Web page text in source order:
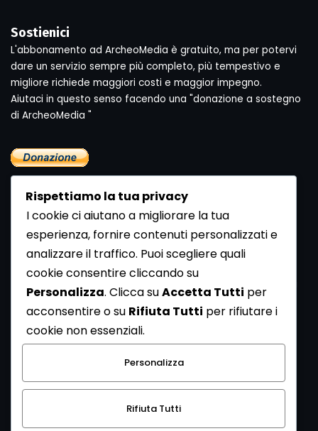
Sostienici
L'abbonamento ad ArcheoMedia è gratuito, ma per potervi
dare un servizio sempre più completo, più tempestivo e
migliore richiede maggiori costi e maggior impegno.
Aiutaci in questo senso facendo una "donazione a sostegno
di ArcheoMedia "
Newsletter
Se vuoi ricevere la Rivista gratuita di archeologia realizzata
dalla Redazione di ArcheoMedia iscriviti alla nostra
Newsletter [Clicca Qui]
Con l'invio del messaggio l'utente dichiara di aver letto
l’informativa sulla privacy e di acconsentire al trattamento
dei propri dati personali.
Rispettiamo la tua privacy
I cookie ci aiutano a migliorare la tua
esperienza, fornire contenuti personalizzati e
analizzare il traffico. Puoi scegliere quali
cookie consentire cliccando su
Personalizza. Clicca suAccetta Tutti per
acconsentire o su Rifiuta Tutti per rifiutare i
cookie non essenziali.
Personalizza
Rifiuta Tutti